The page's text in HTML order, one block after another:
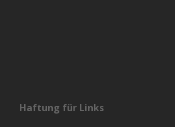
Haftung für Links